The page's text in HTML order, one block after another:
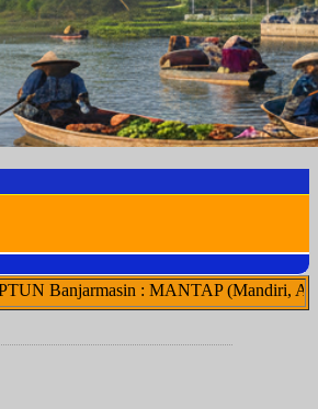
: MANTAP (Mandiri, Adil,